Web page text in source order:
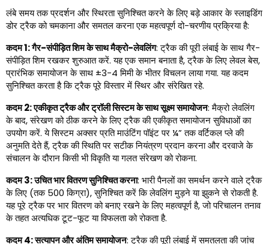
लंबे समय तक प्रदर्शन और स्थिरता सुनिश्चित करने के लिए बड़े आकार के स्लाइडिंग
डोर ट्रैक को चमकाना और समतल करना एक महत्वपूर्ण दो-चरणीय प्रक्रिया है:
कदम 1: गैर-संपीड़ित शिम के साथ मैक्रो-लेवलिंग: ट्रैक की पूरी लंबाई के साथ गैर-
संपीड़ित शिम रखकर शुरुआत करें. यह एक समान बनाता है, ट्रैक के लिए लेवल बेस,
प्रारंभिक समायोजन के साथ ±3-4 मिमी के भीतर विचलन लाया गया. यह कदम
सुनिश्चित करता है कि ट्रैक पूरे विस्तार में स्थिर और संरेखित रहे.
कदम 2: एकीकृत ट्रैक और ट्रॉली सिस्टम के साथ सूक्ष्म समायोजन: मैक्रो लेवलिंग
के बाद, संरेखण को ठीक करने के लिए ट्रैक की एकीकृत समायोजन सुविधाओं का
उपयोग करें. ये सिस्टम अक्सर प्रति माउंटिंग पॉइंट पर ¼” तक वर्टिकल प्ले की
अनुमति देते हैं, ट्रैक की स्थिति पर सटीक नियंत्रण प्रदान करना और दरवाजे के
संचालन के दौरान किसी भी विकृति या गलत संरेखण को रोकना.
कदम 3: उचित भार वितरण सुनिश्चित करना: भारी पैनलों का समर्थन करने वाले ट्रैक
के लिए (तक 500 किग्रा), सुनिश्चित करें कि लेवलिंग मुड़ने या झुकने से रोकती है.
यह पूरे ट्रैक पर भार वितरण को बनाए रखने के लिए महत्वपूर्ण है, जो परिचालन तनाव
के तहत अत्यधिक टूट-फूट या विफलता को रोकता है.
कदम 4: सत्यापन और अंतिम समायोजन: ट्रैक की पूरी लंबाई में समतलता की जांच